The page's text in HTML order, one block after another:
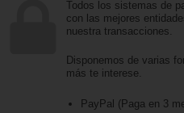
Todos los sistemas de
con las mejores
nuestra transacciones.
Disponemos de varias
más te interese.
PayPal (Paga en 3